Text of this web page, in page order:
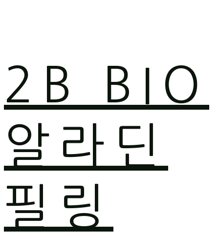
2B BIO
알라딘
필링